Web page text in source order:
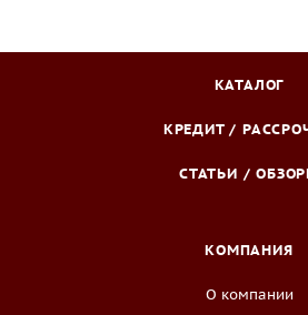
КАТАЛОГ
КРЕДИТ /
СТАТЬИ /
КОМПАНИЯ
О компании